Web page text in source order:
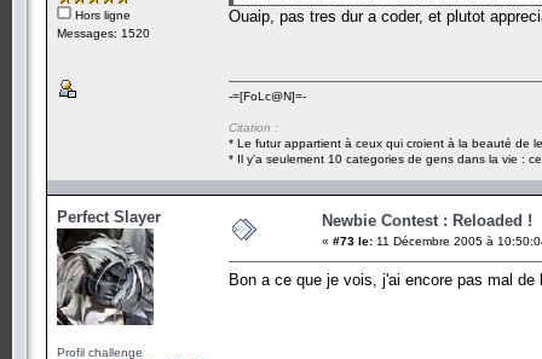
Hors ligne
Messages: 1520
Ouaip, pas tres dur a coder, et plutot
-=[FoLc@N]=-
Citation :
* Le futur appartient à ceux qui croient à la beauté de
* Il y'a seulement 10 categories de gens dans la vie :
Perfect Slayer
Profil challenge
Newbie Contest : Reloaded !
« #73 le: 11 Décembre 2005 à
Bon a ce que je vois, j'ai encore pas mal de